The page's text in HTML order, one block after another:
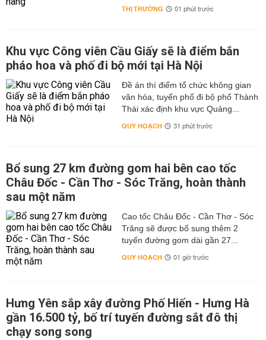
THỊ TRƯỜNG 01 phút trước
Khu vực Công viên Cầu Giấy sẽ là điểm bắn
pháo hoa và phố đi bộ mới tại Hà Nội
Đề án thí điểm tổ chức không gian
văn hóa, tuyến phố đi bộ phố Thành
Thái xác định khu vực Quảng...
QUY HOẠCH 31 phút trước
Bổ sung 27 km đường gom hai bên cao tốc
Châu Đốc - Cần Thơ - Sóc Trăng, hoàn thành
sau một năm
Cao tốc Châu Đốc - Cần Thơ - Sóc
Trăng sẽ được bổ sung thêm 2
tuyến đường gom dài gần 27...
QUY HOẠCH 01 giờ trước
Hưng Yên sắp xây đường Phố Hiến - Hưng Hà
gần 16.500 tỷ, bố trí tuyến đường sắt đô thị
chạy song song